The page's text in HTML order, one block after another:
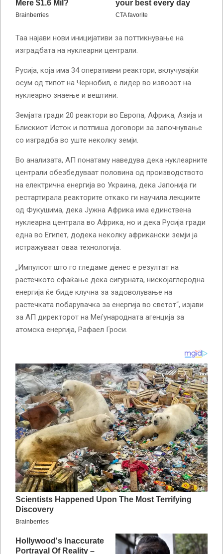
Таа најави нови иницијативи за поттикнување на
изградбата на нуклеарни централи.
Русија, која има 34 оперативни реактори, вклучувајќи
осум од типот на Чернобил, е лидер во извозот на
нуклеарно знаење и вештини.
Земјата гради 20 реактори во Европа, Африка, Азија и
Блискиот Исток и потпиша договори за започнување
со изградба во уште неколку земји.
Во анализата, АП понатаму наведува дека нуклеарните
централи обезбедуваат половина од производството
на електрична енергија во Украина, дека Јапонија ги
рестартирала реакторите откако ги научила лекциите
од Фукушима, дека Јужна Африка има единствена
нуклеарна централа во Африка, но и дека Русија гради
една во Египет, додека неколку африкански земји ја
истражуваат оваа технологија.
„Импулсот што го гледаме денес е резултат на
растечкото сфаќање дека сигурната, нискојаглеродна
енергија ќе биде клучна за задоволување на
растечката побарувачка за енергија во светот“, изјави
за АП директорот на Меѓународната агенција за
атомска енергија, Рафаел Гроси.